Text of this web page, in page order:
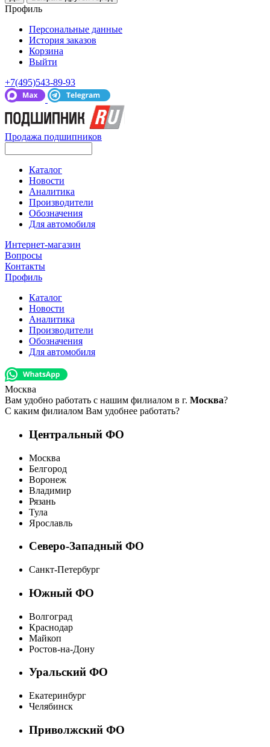
Профиль
Персональные данные
История заказов
Корзина
Выйти
+7(495)543-89-93
Продажа подшипников
Каталог
Новости
Аналитика
Производители
Обозначения
Для автомобиля
Интернет-магазин
Вопросы
Контакты
Профиль
Каталог
Новости
Аналитика
Производители
Обозначения
Для автомобиля
Москва
Вам удобно работать с нашим филиалом в г. Москва?
С каким филиалом Вам удобнее работать?
Центральный ФО
Москва
Белгород
Воронеж
Владимир
Рязань
Тула
Ярославль
Северо-Западный ФО
Санкт-Петербург
Южный ФО
Волгоград
Краснодар
Майкоп
Ростов-на-Дону
Уральский ФО
Екатеринбург
Челябинск
Приволжский ФО